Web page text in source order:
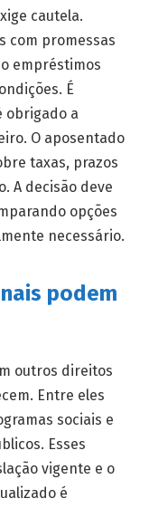
cautela.
com promessas
empréstimos
É
obrigado a
O aposentado
taxas, prazos
A decisão deve
opções
necessário.
podem
outros direitos
Entre eles
sociais e
Esses
vigente e o
é